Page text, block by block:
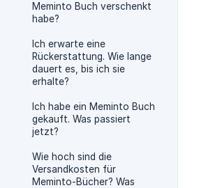
Meminto Buch verschenkt
habe?
Ich erwarte eine
Rückerstattung. Wie lange
dauert es, bis ich sie
erhalte?
Ich habe ein Meminto Buch
gekauft. Was passiert
jetzt?
Wie hoch sind die
Versandkosten für
Meminto-Bücher? Was